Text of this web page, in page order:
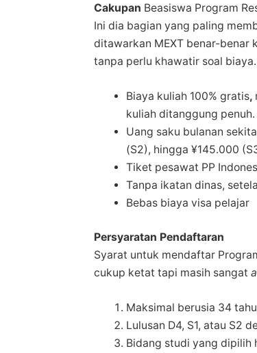
Cakupan Beasiswa Program
Ini dia bagian yang paling
ditawarkan MEXT benar-benar
tanpa perlu khawatir soal biaya.
Biaya kuliah 100% gratis,
kuliah ditanggung penuh.
Uang saku bulanan
(S2), hingga ¥145.000
Tiket pesawat PP
Tanpa ikatan dinas,
Bebas biaya visa pelajar
Persyaratan Pendaftaran
Syarat untuk mendaftar
cukup ketat tapi masih sangat
Maksimal berusia 34
Lulusan D4, S1, atau S2
Bidang studi yang dipilih